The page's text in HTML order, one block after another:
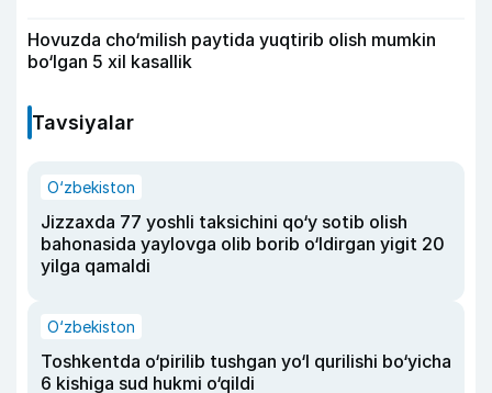
Hovuzda cho‘milish paytida yuqtirib olish mumkin
bo‘lgan 5 xil kasallik
Tavsiyalar
O‘zbekiston
Jizzaxda 77 yoshli taksichini qo‘y sotib olish
bahonasida yaylovga olib borib o‘ldirgan yigit 20
yilga qamaldi
O‘zbekiston
Toshkentda o‘pirilib tushgan yo‘l qurilishi bo‘yicha
6 kishiga sud hukmi o‘qildi